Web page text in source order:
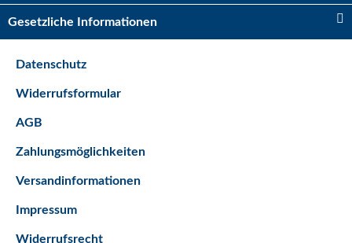
Bestseller
Kugelhahn 2 x IG 1/2"
Sofort verfügbar
Gesetzliche Informationen
Datenschutz
Widerrufsformular
AGB
Zahlungsmöglichkeiten
Versandinformationen
Impressum
Widerrufsrecht